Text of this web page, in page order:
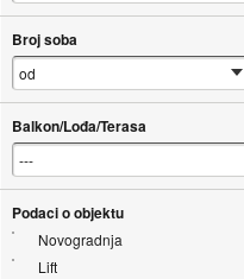
Broj soba
Balkon/Lođa/Terasa
Podaci o objektu
Novogradnja
Lift